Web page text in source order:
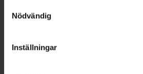
återkalla ditt samtycke via
cookieinställningar. Ett återkallat
lagligheten av behandling som
Nödvändig
Inställningar